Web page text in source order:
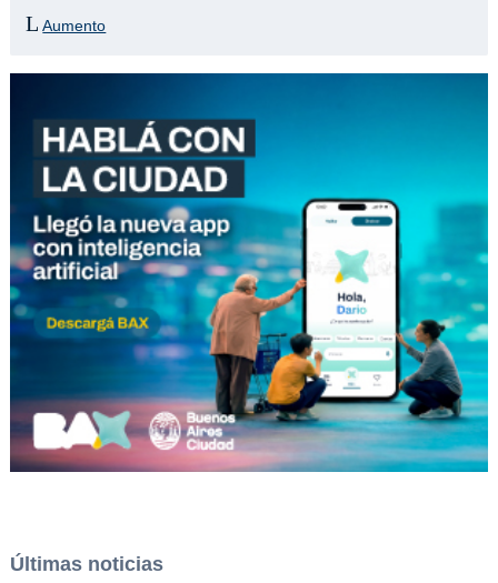
Aumento
Últimas noticias